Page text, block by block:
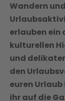
Wandern
erlauben ein
kulturellen
und
den
euren
ihr auf die